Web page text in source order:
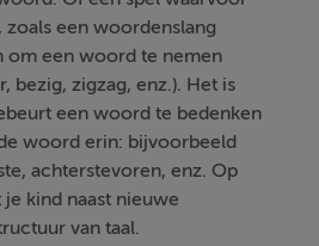
zoals een woordenslang
om een woord te nemen
bezig, zigzag, enz.). Het is
een woord te bedenken
woord erin: bijvoorbeeld
achterstevoren, enz. Op
kind naast nieuwe
van taal.